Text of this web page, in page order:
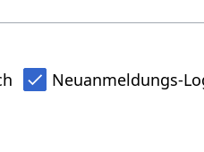
Neuanmeldungs-